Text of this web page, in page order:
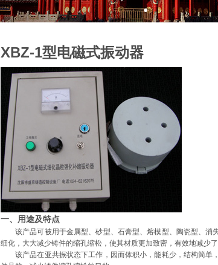
XBZ-1型电磁式振动器
一、用途及特点
该产品可被用于金属型、砂型、石膏型、熔模型、陶瓷型、
细化，大大减少铸件的缩孔缩松，使其材质更加致密，有效地减少了
该产品在亚共振状态下工作，因而体积小，能耗少，结构简